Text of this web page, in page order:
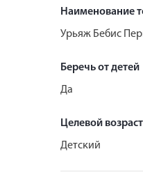
Наименование
Урьяж Бебис
Беречь от детей
Да
Целевой возраст
Детский